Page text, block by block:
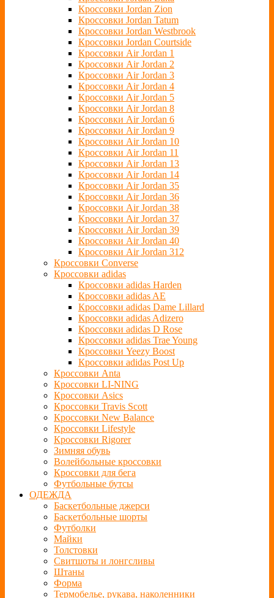
Кроссовки Jordan Zion
Кроссовки Jordan Tatum
Кроссовки Jordan Westbrook
Кроссовки Jordan Courtside
Кроссовки Air Jordan 1
Кроссовки Air Jordan 2
Кроссовки Air Jordan 3
Кроссовки Air Jordan 4
Кроссовки Air Jordan 5
Кроссовки Air Jordan 8
Кроссовки Air Jordan 6
Кроссовки Air Jordan 9
Кроссовки Air Jordan 10
Кроссовки Air Jordan 11
Кроссовки Air Jordan 13
Кроссовки Air Jordan 14
Кроссовки Air Jordan 35
Кроссовки Air Jordan 36
Кроссовки Air Jordan 38
Кроссовки Air Jordan 37
Кроссовки Air Jordan 39
Кроссовки Air Jordan 40
Кроссовки Air Jordan 312
Кроссовки Converse
Кроссовки adidas
Кроссовки adidas Harden
Кроссовки adidas AE
Кроссовки adidas Dame Lillard
Кроссовки adidas Adizero
Кроссовки adidas D Rose
Кроссовки adidas Trae Young
Кроссовки Yeezy Boost
Кроссовки adidas Post Up
Кроссовки Anta
Кроссовки LI-NING
Кроссовки Asics
Кроссовки Travis Scott
Кроссовки New Balance
Кроссовки Lifestyle
Кроссовки Rigorer
Зимняя обувь
Волейбольные кроссовки
Кроссовки для бега
Футбольные бутсы
ОДЕЖДА
Баскетбольные джерси
Баскетбольные шорты
Футболки
Майки
Толстовки
Свитшоты и лонгсливы
Штаны
Форма
Термобелье, рукава, наколенники